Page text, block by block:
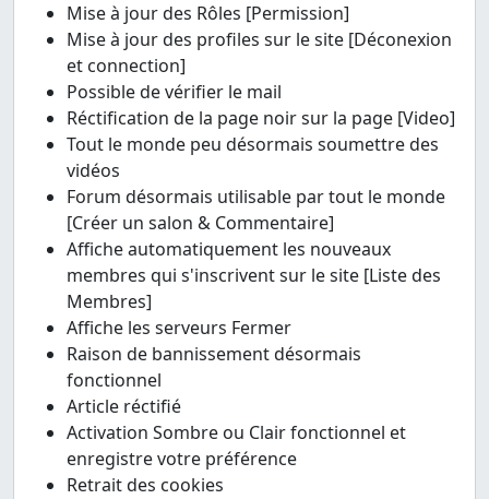
Mise à jour des Rôles [Permission]
Mise à jour des profiles sur le site [Déconexion
et connection]
Possible de vérifier le mail
Réctification de la page noir sur la page [Video]
Tout le monde peu désormais soumettre des
vidéos
Forum désormais utilisable par tout le monde
[Créer un salon & Commentaire]
Affiche automatiquement les nouveaux
membres qui s'inscrivent sur le site [Liste des
Membres]
Affiche les serveurs Fermer
Raison de bannissement désormais
fonctionnel
Article réctifié
Activation Sombre ou Clair fonctionnel et
enregistre votre préférence
Retrait des cookies